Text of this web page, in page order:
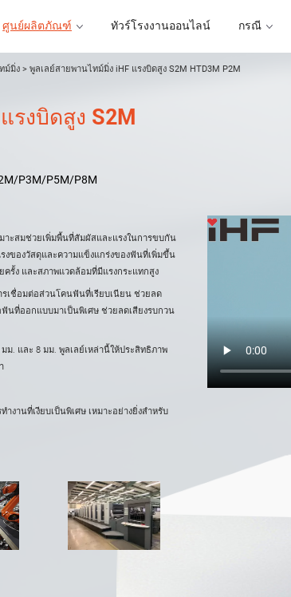
ศูนย์ผลิตภัณฑ์ ทัวร์โรงงานออนไลน์ กรณี
ม์มิ่ง > พูลเลย์สายพานไทม์มิ่ง iHF แรงบิดสูง S2M HTD3M P2M
รงบิดสูง S2M
P3M/P5M/P8M
าะสมช่วยเพิ่มพื้นที่สัมผัสและแรงในการขบกัน
งของวัสดุและความแข็งแกร่งของฟันที่เพิ่มขึ้น
รั้ง และสภาพแวดล้อมที่มีแรงกระแทกสูง
เชื่อมต่อส่วนโคนฟันที่เรียบเนียน ช่วยลด
นที่ออกแบบมาเป็นพิเศษ ช่วยลดเสียงรบกวน
ม. และ 8 มม. พูลเลย์เหล่านี้ให้ประสิทธิภาพ
งานที่เงียบเป็นพิเศษ เหมาะอย่างยิ่งสำหรับ